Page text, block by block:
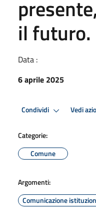
il futuro.
Data :
6 aprile 2025
Condividi Vedi
Categorie:
Comune
Argomenti:
Comunicazione